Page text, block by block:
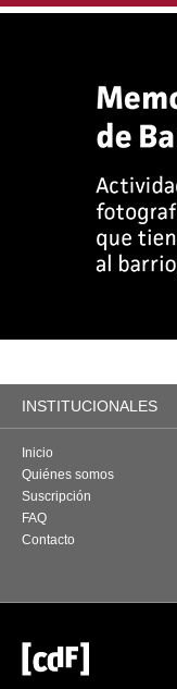
INSTITUCIONALES
Inicio
Quiénes somos
Suscripción
FAQ
Contacto